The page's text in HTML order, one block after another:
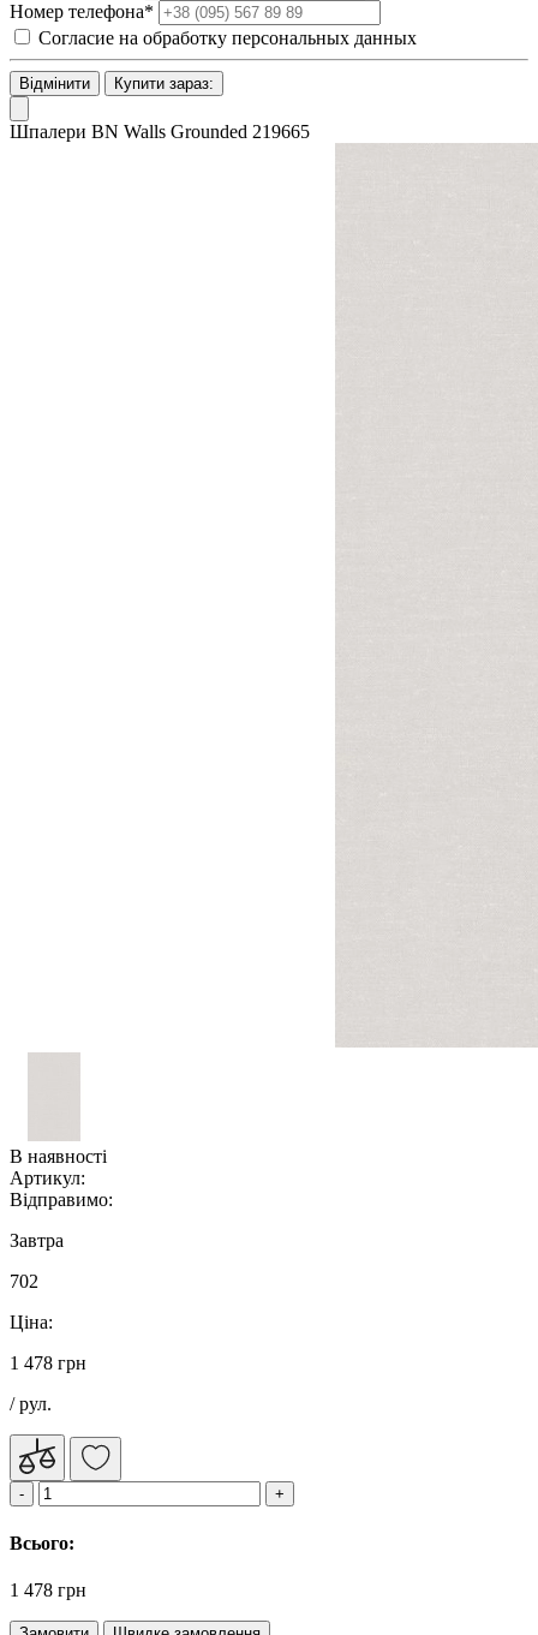
Номер телефона*
Согласие на обработку персональных данных
Відмінити Купити зараз:
Шпалери BN Walls Grounded 219665
В наявності
Артикул:
Відправимо:
Завтра
702
Ціна:
1 478 грн
/ рул.
Всього:
1 478 грн